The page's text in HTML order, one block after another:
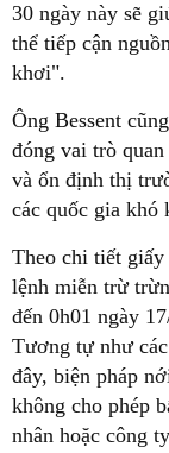
30 ngày này sẽ
thể tiếp cận
khơi".
Ông Bessent
đóng vai trò
và ổn định thị
các quốc gia khó
Theo chi tiết
lệnh miễn trừ
đến 0h01 ngày
Tương tự như
đây, biện pháp
không cho phép
nhân hoặc công